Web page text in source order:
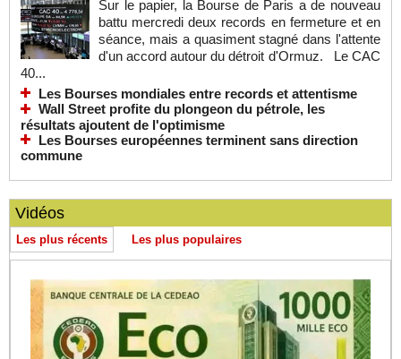
Sur le papier, la Bourse de Paris a de nouveau
battu mercredi deux records en fermeture et en
séance, mais a quasiment stagné dans l'attente
d'un accord autour du détroit d'Ormuz. Le CAC
40...
Les Bourses mondiales entre records et attentisme
Wall Street profite du plongeon du pétrole, les
résultats ajoutent de l'optimisme
Les Bourses européennes terminent sans direction
commune
Vidéos
Les plus récents Les plus populaires